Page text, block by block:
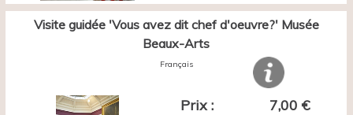
Visite guidée 'Vous avez dit chef d'oeuvre?' Musée
Beaux-Arts
Français
Prix : 7,00 €